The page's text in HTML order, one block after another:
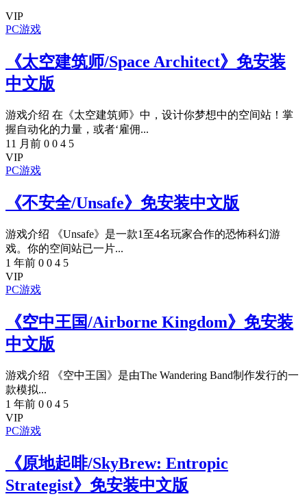
VIP
PC游戏
《太空建筑师/Space Architect》免安装
中文版
游戏介绍 在《太空建筑师》中，设计你梦想中的空间站！掌
握自动化的力量，或者‘雇佣...
11 月前 0 0 4 5
VIP
PC游戏
《不安全/Unsafe》免安装中文版
游戏介绍 《Unsafe》是一款1至4名玩家合作的恐怖科幻游
戏。你的空间站已一片...
1 年前 0 0 4 5
VIP
PC游戏
《空中王国/Airborne Kingdom》免安装
中文版
游戏介绍 《空中王国》是由The Wandering Band制作发行的一
款模拟...
1 年前 0 0 4 5
VIP
PC游戏
《原地起啡/SkyBrew: Entropic
Strategist》免安装中文版